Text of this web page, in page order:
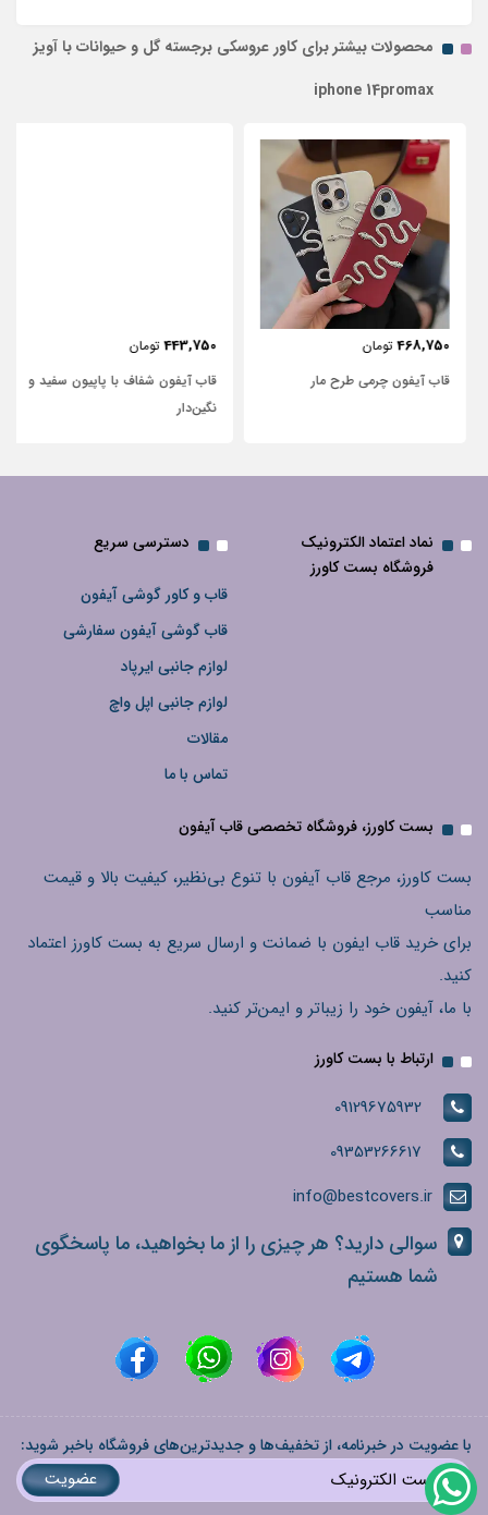
محصولات بیشتر برای کاور عروسکی برجسته گل و حیوانات با آویز
iphone 14promax
468,750 تومان
قاب آیفون چرمی طرح مار
443,750 تومان
قاب آیفون شفاف با پاپیون سفید و
نگین‌دار
نماد اعتماد الکترونیک
فروشگاه بست کاورز
دسترسی سریع
قاب و کاور گوشی آیفون
قاب گوشی آیفون سفارشی
لوازم جانبی ایرپاد
لوازم جانبی اپل واچ
مقالات
تماس با ما
بست کاورز، فروشگاه تخصصی قاب آیفون
بست کاورز، مرجع قاب آیفون با تنوع بی‌نظیر، کیفیت بالا و قیمت
مناسب
برای خرید قاب ایفون با ضمانت و ارسال سریع به بست کاورز اعتماد
کنید.
با ما، آیفون خود را زیباتر و ایمن‌تر کنید.
ارتباط با بست کاورز
09129675932
09353266617
info@bestcovers.ir
سوالی دارید؟ هر چیزی را از ما بخواهید، ما پاسخگوی
شما هستیم
با عضویت در خبرنامه، از تخفیف‌ها و جدیدترین‌های فروشگاه باخبر شوید:
عضویت